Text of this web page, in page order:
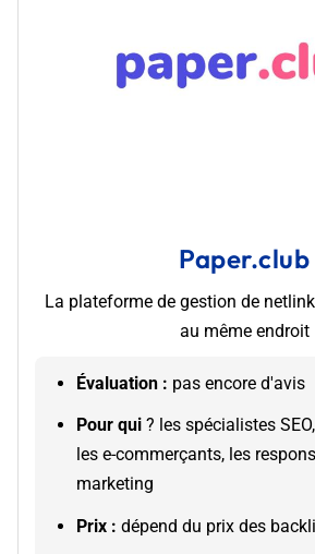
Paper.club
La plateforme de gestion de
au même endroit
Évaluation : pas encore d'avis
Pour qui ? les spécialistes
les e-commerçants, les
marketing
Prix :dépend du prix des